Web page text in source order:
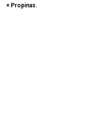
× Propinas.